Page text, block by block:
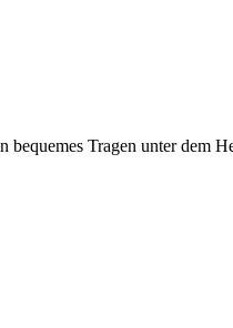
Tragen unter dem